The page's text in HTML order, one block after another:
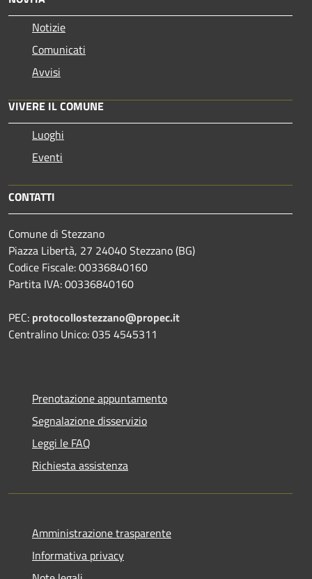
Notizie
Comunicati
Avvisi
VIVERE IL COMUNE
Luoghi
Eventi
CONTATTI
Comune di Stezzano
Piazza Libertà, 27 24040 Stezzano (BG)
Codice Fiscale: 00336840160
Partita IVA: 00336840160
PEC: protocollostezzano@propec.it
Centralino Unico: 035 4545311
Prenotazione appuntamento
Segnalazione disservizio
Leggi le FAQ
Richiesta assistenza
Amministrazione trasparente
Informativa privacy